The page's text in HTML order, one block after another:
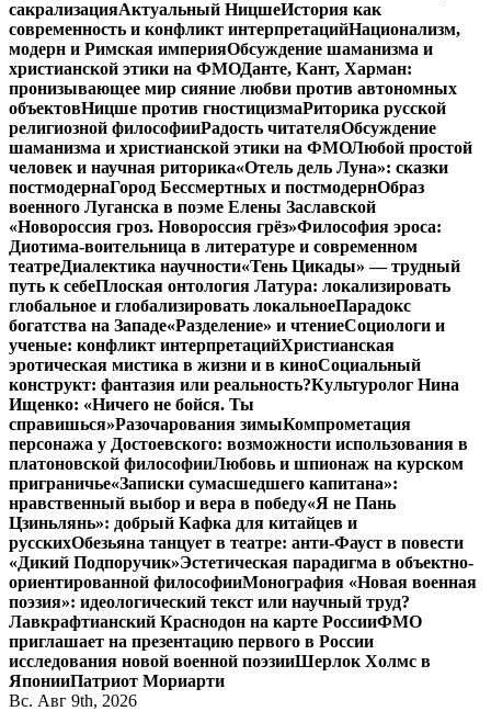
сакрализацияАктуальный НицшеИстория как
современность и конфликт интерпретацийНационализм,
модерн и Римская империяОбсуждение шаманизма и
христианской этики на ФМОДанте, Кант, Харман:
пронизывающее мир сияние любви против автономных
объектовНицше против гностицизмаРиторика русской
религиозной философииРадость читателяОбсуждение
шаманизма и христианской этики на ФМОЛюбой простой
человек и научная риторика«Отель дель Луна»: сказки
постмодернаГород Бессмертных и постмодернОбраз
военного Луганска в поэме Елены Заславской
«Новороссия гроз. Новороссия грёз»Философия эроса:
Диотима-воительница в литературе и современном
театреДиалектика научности«Тень Цикады» — трудный
путь к себеПлоская онтология Латура: локализировать
глобальное и глобализировать локальноеПарадокс
богатства на Западе«Разделение» и чтениеСоциологи и
ученые: конфликт интерпретацийХристианская
эротическая мистика в жизни и в киноСоциальный
конструкт: фантазия или реальность?Культуролог Нина
Ищенко: «Ничего не бойся. Ты
справишься»Разочарования зимыКомпрометация
персонажа у Достоевского: возможности использования в
платоновской философииЛюбовь и шпионаж на курском
приграничье«Записки сумасшедшего капитана»:
нравственный выбор и вера в победу«Я не Пань
Цзиньлянь»: добрый Кафка для китайцев и
русскихОбезьяна танцует в театре: анти-Фауст в повести
«Дикий Подпоручик»Эстетическая парадигма в объектно-
ориентированной философииМонография «Новая военная
поэзия»: идеологический текст или научный труд?
Лавкрафтианский Краснодон на карте РоссииФМО
приглашает на презентацию первого в России
исследования новой военной поэзииШерлок Холмс в
ЯпонииПатриот Мориарти
Вс. Авг 9th, 2026